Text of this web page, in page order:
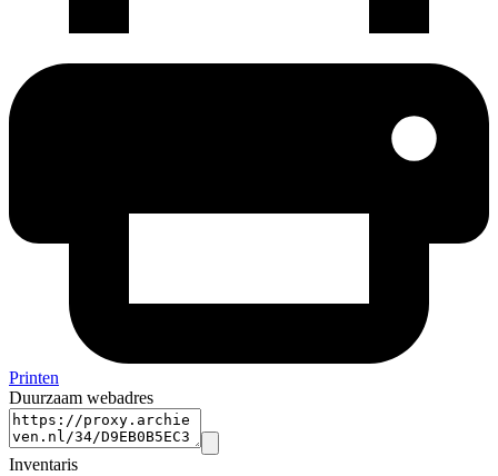
Printen
Duurzaam webadres
Inventaris